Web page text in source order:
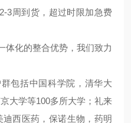
3周到货，超过时限加急费
体化的整合优势，我们致力
包括中国科学院，清华大
大学等100多所大学；礼来
西医药，保诺生物，药明